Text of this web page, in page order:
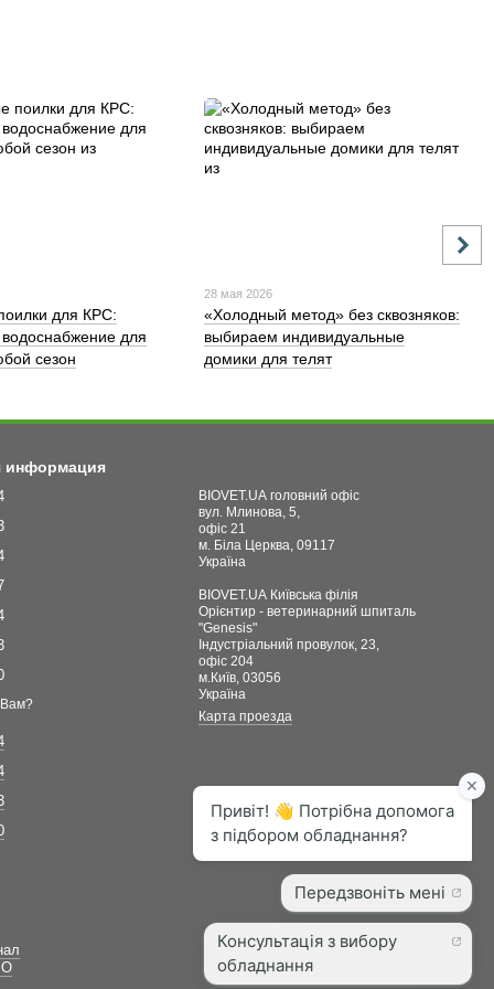
для КРС:
для
сезон
28 мая 2026
«Холодный метод» без сквозняков:
выбираем индивидуальные
домики для телят
информация
Вам?
BIOVET.UA головний офіс
вул. Млинова, 5,
офіс 21
м. Біла Церква, 09117
Україна
BIOVET.UA Київська філія
Орієнтир - ветеринарний шпиталь
"Genesis"
Індустріальний провулок, 23,
офіс 204
м.Київ, 03056
Україна
Карта проезда